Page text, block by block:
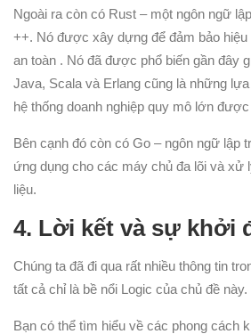
Ngoài ra còn có Rust – một ngôn ngữ
++. Nó được xây dựng để đảm bảo
an toàn . Nó đã được phổ biến gần đây
Java, Scala và Erlang cũng là những
hệ thống doanh nghiệp quy mô lớn
Bên cạnh đó còn có Go – ngôn ngữ lập
ứng dụng cho các máy chủ đa lõi và
liệu.
4. Lời kết và sự khởi
Chúng ta đã đi qua rất nhiều thông tin
tất cả chỉ là bề nổi Logic của chủ đề này.
Bạn có thể tìm hiểu về các phong cách